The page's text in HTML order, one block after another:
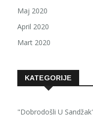
Maj 2020
April 2020
Mart 2020
KATEGORIJE
"Dobrodošli U